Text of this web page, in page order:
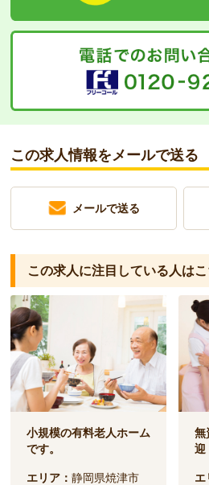
この求人情報をメールで送る
メールで送る
この求人に注目している人は
小規模の有料老人ホーム
です。
エリア：静岡県焼津市
無
迎
エ